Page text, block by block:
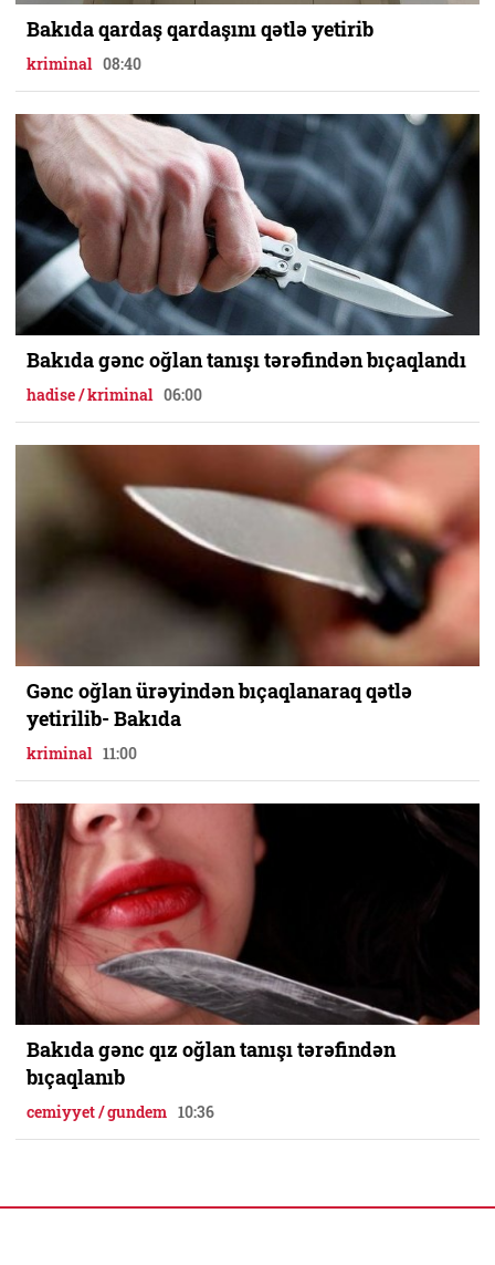
Bakıda qardaş qardaşını qətlə yetirib
kriminal 08:40
Bakıda gənc oğlan tanışı tərəfindən bıçaqlandı
hadise / kriminal 06:00
Gənc oğlan ürəyindən bıçaqlanaraq qətlə
yetirilib- Bakıda
kriminal 11:00
Bakıda gənc qız oğlan tanışı tərəfindən
bıçaqlanıb
cemiyyet / gundem 10:36